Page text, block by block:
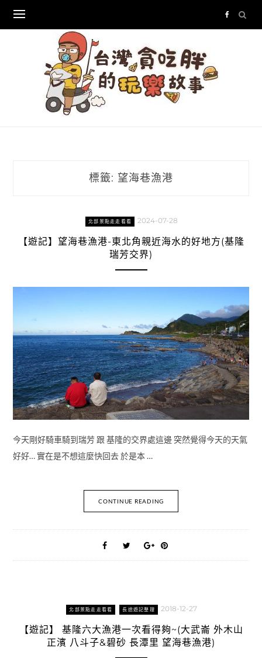
content
標籤: 望海巷漁港
北部景點走走看看 2024-07-28
【遊記】望海巷漁港-東北角親近海水的好地方(基隆
瑞芳交界)
今天剛好騎車騎到瑞芳 跟 基隆的交界處這邊 突然覺得今天的天氣
好好… 實在是不想這麼快回去 於是本 …
CONTINUE READING
北部景點走走看看 長途遊記整理 2018-12-27
【遊記】 基隆六大漁港一次看得夠~(大武崙 外木山
正濱 八斗子&碧砂 長潭里 望海巷漁港)